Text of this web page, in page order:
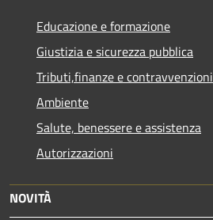
Educazione e formazione
Giustizia e sicurezza pubblica
Tributi,finanze e contravvenzioni
Ambiente
Salute, benessere e assistenza
Autorizzazioni
NOVITÀ